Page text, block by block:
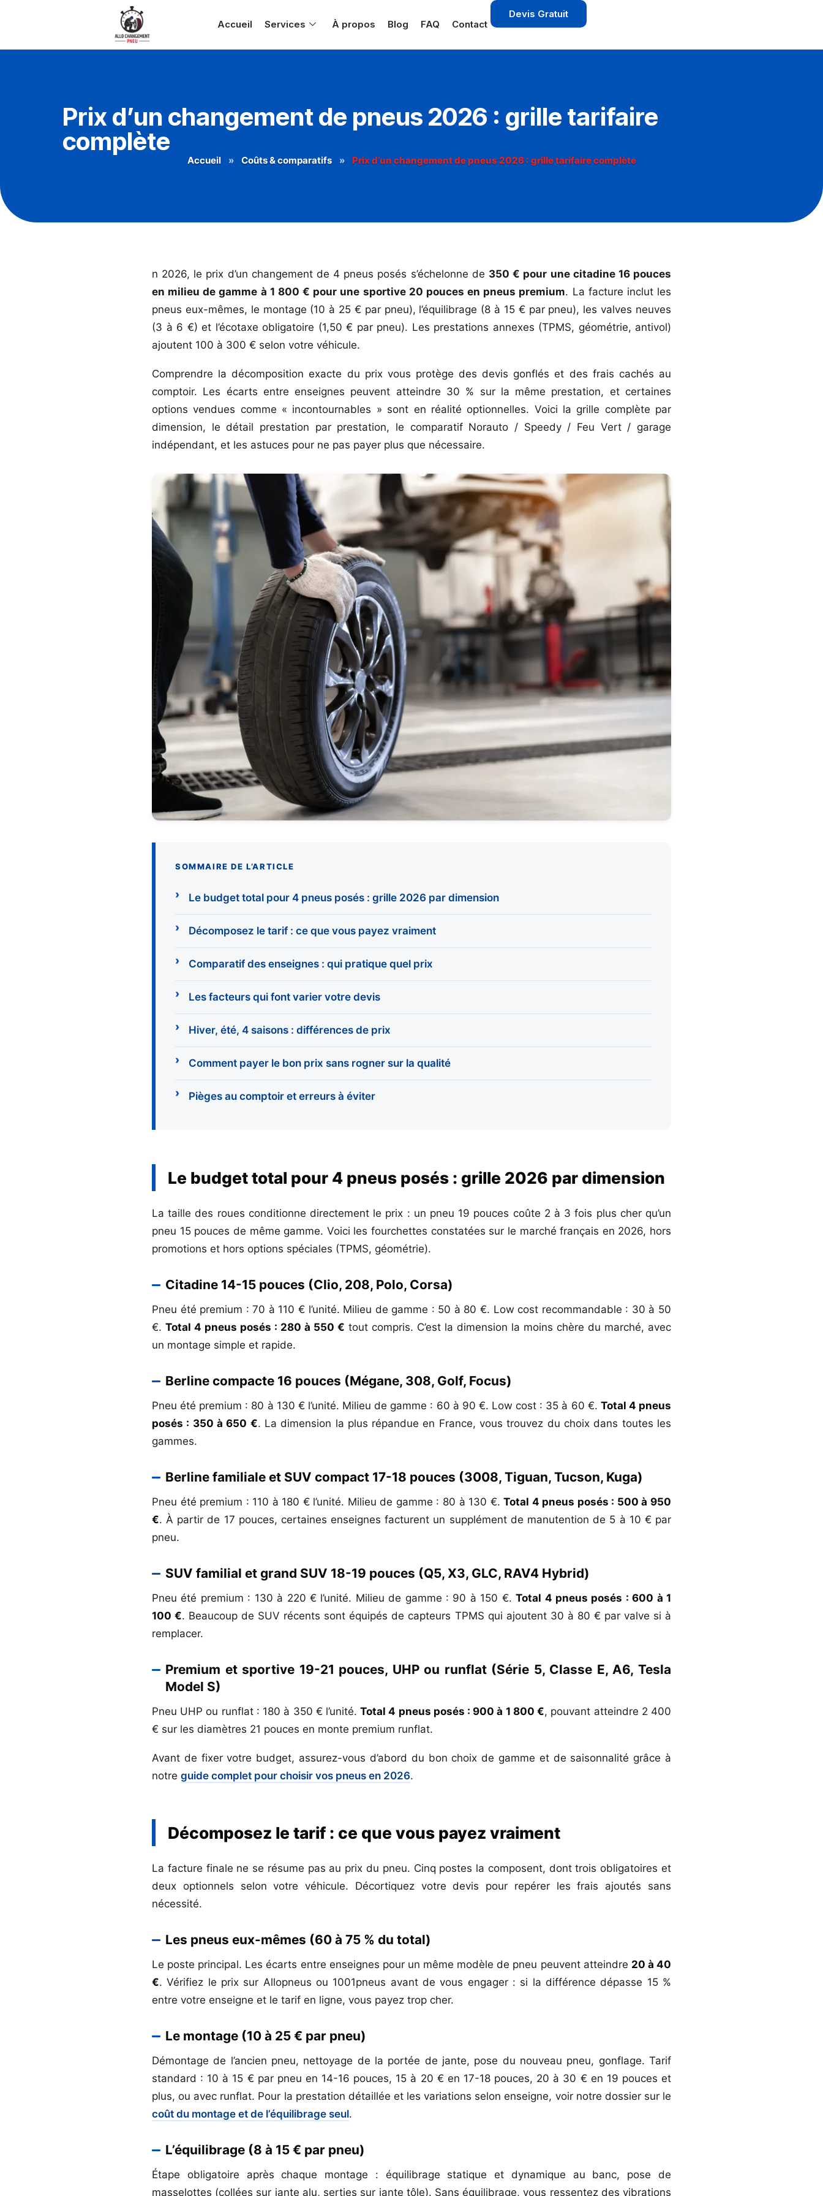
Accueil Services À propos Blog FAQ Contact
Devis Gratuit
Prix d’un changement de pneus 2026 : grille tarifaire
complète
Accueil » Coûts & comparatifs » Prix d’un changement de pneus 2026 : grille tarifaire complète
n 2026, le prix d’un changement de 4 pneus posés s’échelonne de 350 € pour une citadine 16 pouces
en milieu de gamme à 1 800 € pour une sportive 20 pouces en pneus premium. La facture inclut les
pneus eux-mêmes, le montage (10 à 25 € par pneu), l’équilibrage (8 à 15 € par pneu), les valves neuves
(3 à 6 €) et l’écotaxe obligatoire (1,50 € par pneu). Les prestations annexes (TPMS, géométrie, antivol)
ajoutent 100 à 300 € selon votre véhicule.
Comprendre la décomposition exacte du prix vous protège des devis gonflés et des frais cachés au
comptoir. Les écarts entre enseignes peuvent atteindre 30 % sur la même prestation, et certaines
options vendues comme « incontournables » sont en réalité optionnelles. Voici la grille complète par
dimension, le détail prestation par prestation, le comparatif Norauto / Speedy / Feu Vert / garage
indépendant, et les astuces pour ne pas payer plus que nécessaire.
SOMMAIRE DE L’ARTICLE
Le budget total pour 4 pneus posés : grille 2026 par dimension
Décomposez le tarif : ce que vous payez vraiment
Comparatif des enseignes : qui pratique quel prix
Les facteurs qui font varier votre devis
Hiver, été, 4 saisons : différences de prix
Comment payer le bon prix sans rogner sur la qualité
Pièges au comptoir et erreurs à éviter
Le budget total pour 4 pneus posés : grille 2026 par dimension
La taille des roues conditionne directement le prix : un pneu 19 pouces coûte 2 à 3 fois plus cher qu’un
pneu 15 pouces de même gamme. Voici les fourchettes constatées sur le marché français en 2026, hors
promotions et hors options spéciales (TPMS, géométrie).
Citadine 14-15 pouces (Clio, 208, Polo, Corsa)
Pneu été premium : 70 à 110 € l’unité. Milieu de gamme : 50 à 80 €. Low cost recommandable : 30 à 50
€. Total 4 pneus posés : 280 à 550 € tout compris. C’est la dimension la moins chère du marché, avec
un montage simple et rapide.
Berline compacte 16 pouces (Mégane, 308, Golf, Focus)
Pneu été premium : 80 à 130 € l’unité. Milieu de gamme : 60 à 90 €. Low cost : 35 à 60 €. Total 4 pneus
posés : 350 à 650 €. La dimension la plus répandue en France, vous trouvez du choix dans toutes les
gammes.
Berline familiale et SUV compact 17-18 pouces (3008, Tiguan, Tucson, Kuga)
Pneu été premium : 110 à 180 € l’unité. Milieu de gamme : 80 à 130 €.Total 4 pneus posés : 500 à 950
€. À partir de 17 pouces, certaines enseignes facturent un supplément de manutention de 5 à 10 € par
pneu.
SUV familial et grand SUV 18-19 pouces (Q5, X3, GLC, RAV4 Hybrid)
Pneu été premium : 130 à 220 € l’unité. Milieu de gamme : 90 à 150 €.Total 4 pneus posés : 600 à 1
100 €. Beaucoup de SUV récents sont équipés de capteurs TPMS qui ajoutent 30 à 80 € par valve si à
remplacer.
Premium et sportive 19-21 pouces, UHP ou runflat (Série 5, Classe E, A6, Tesla
Model S)
Pneu UHP ou runflat : 180 à 350 € l’unité.Total 4 pneus posés : 900 à 1 800 €, pouvant atteindre 2 400
€ sur les diamètres 21 pouces en monte premium runflat.
Avant de fixer votre budget, assurez-vous d’abord du bon choix de gamme et de saisonnalité grâce à
notre guide complet pour choisir vos pneus en 2026.
Décomposez le tarif : ce que vous payez vraiment
La facture finale ne se résume pas au prix du pneu. Cinq postes la composent, dont trois obligatoires et
deux optionnels selon votre véhicule. Décortiquez votre devis pour repérer les frais ajoutés sans
nécessité.
Les pneus eux-mêmes (60 à 75 % du total)
Le poste principal. Les écarts entre enseignes pour un même modèle de pneu peuvent atteindre 20 à 40
€. Vérifiez le prix sur Allopneus ou 1001pneus avant de vous engager : si la différence dépasse 15 %
entre votre enseigne et le tarif en ligne, vous payez trop cher.
Le montage (10 à 25 € par pneu)
Démontage de l’ancien pneu, nettoyage de la portée de jante, pose du nouveau pneu, gonflage. Tarif
standard : 10 à 15 € par pneu en 14-16 pouces, 15 à 20 € en 17-18 pouces, 20 à 30 € en 19 pouces et
plus, ou avec runflat. Pour la prestation détaillée et les variations selon enseigne, voir notre dossier sur le
coût du montage et de l’équilibrage seul.
L’équilibrage (8 à 15 € par pneu)
Étape obligatoire après chaque montage : équilibrage statique et dynamique au banc, pose de
masselottes (collées sur jante alu, serties sur jante tôle). Sans équilibrage, vous ressentez des vibrations